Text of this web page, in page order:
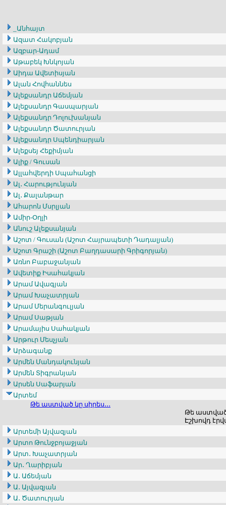
_Անհայտ
Ազատ Հակոբյան
Ազբար-Ադամ
Աթաբեկ Խնկոյան
Աիդա Ավետիսյան
Ալան Հովհաննես
Ալեքսանդր Աճեմյան
Ալեքսանդր Գասպարյան
Ալեքսանդր Դոլուխանյան
Ալեքսանդր Ծատուրյան
Ալեքսանդր Սպենդիարյան
Ալեքսեյ Հեքիմյան
Ալիք / Գուսան
Ալլահվերդի Սպահանցի
Ալ․ Հարությունյան
Ալ․ Քալանթար
Ահարոն Մսրլյան
Ամիր-Օղլի
Անուշ Ալեքսանյան
Աշոտ / Գուսան (Աշոտ Հայրապետի Դադալյան)
Աշոտ Գրաշի (Աշոտ Բաղդասարի Գրիգորյան)
Առնո Բաբաջանյան
Ավետիք Իսահակյան
Արամ Ավագյան
Արամ Խաչատրյան
Արամ Մերանգուլյան
Արամ Սաթյան
Արամայիս Սահակյան
Արթուր Մեսչյան
Արձագանք
Արմեն Մանդակունյան
Արմեն Տիգրանյան
Արսեն Սաֆարյան
Արտեմ
Թե աստված կը սիրես․․․
Թե աստված
Էշխովդ
Արտեմի Այվազյան
Արտո Թունջբոյաջյան
Արտ․ Խաչատրյան
Ար․ Ղարիբյան
Ա․ Աճեմյան
Ա․ Այվազյան
Ա․ Ծատուրյան